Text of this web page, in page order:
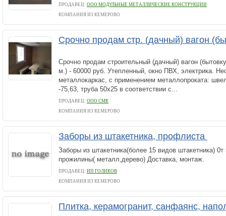
ПРОДАВЕЦ: ООО МОДУЛЬНЫЕ МЕТАЛЛИЧЕСКИЕ КОНСТРУКЦИИ
КОМПАНИЯ ИЗ КЕМЕРОВО
Срочно продам стр. (дачный) вагон
Срочно продам строительный (дачный) вагон
м.) - 60000 руб. Утепленный, окно ПВХ, электрика.
металлокаркас, с применением металлопроката:
-75,63, труба 50х25 в соответствии с...
ПРОДАВЕЦ: ООО СМК
КОМПАНИЯ ИЗ КЕМЕРОВО
Заборы из штакетника, профлиста
Заборы из штакетника(более 15 видов штакетника)
прожилины( металл,дерево) Доставка, монтаж.
ПРОДАВЕЦ: ИП ГОЛИКОВ
КОМПАНИЯ ИЗ КЕМЕРОВО
Плитка, керамогранит, санфаянс,